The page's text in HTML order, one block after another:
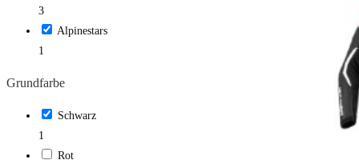
3
Alpinestars
1
Grundfarbe
Schwarz
1
Rot